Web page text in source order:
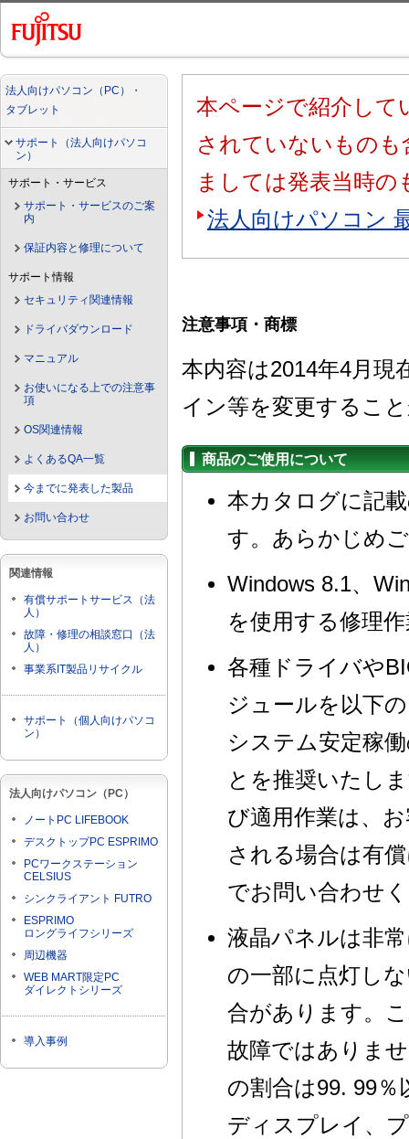
法人向けパソコン（PC）・
タブレット
サポート（法人向けパソコ
ン）
サポート・サービス
サポート・サービスのご案
内
保証内容と修理について
サポート情報
セキュリティ関連情報
ドライバダウンロード
マニュアル
お使いになる上での注意事
項
OS関連情報
よくあるQA一覧
今までに発表した製品
お問い合わせ
関連情報
有償サポートサービス（法
人）
故障・修理の相談窓口（法
人）
事業系IT製品リサイクル
サポート（個人向けパソコ
ン）
法人向けパソコン（PC）
ノートPC LIFEBOOK
デスクトップPC ESPRIMO
PCワークステーション
CELSIUS
シンクライアント FUTRO
ESPRIMO
ロングライフシリーズ
周辺機器
WEB MART限定PC
ダイレクトシリーズ
導入事例
本ページで紹介して
されていないもの
ましては発表当時の
法人向けパソコン
注意事項・商標
本内容は2014年4月現
イン等を変更するこ
商品のご使用について
本カタログに記
す。あらかじめ
Windows 8.1、
を使用する修理
各種ドライバや
ジュールを以下
システム安定稼
とを推奨いたし
び適用作業は、
される場合は有
でお問い合わせ
液晶パネルは非
の一部に点灯し
合があります。
故障ではありま
の割合は99. 99
ディスプレイ、